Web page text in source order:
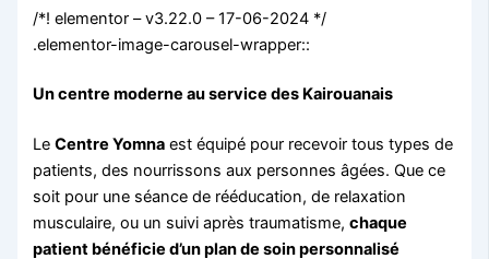
/*! elementor – v3.22.0 – 17-06-2024 */
.elementor-image-carousel-wrapper::
Un centre moderne au service des Kairouanais
LeCentre Yomna est équipé pour recevoir tous types de
patients, des nourrissons aux personnes âgées. Que ce
soit pour une séance de rééducation, de relaxation
musculaire, ou un suivi après traumatisme,chaque
patient bénéficie d’un plan de soin personnalisé